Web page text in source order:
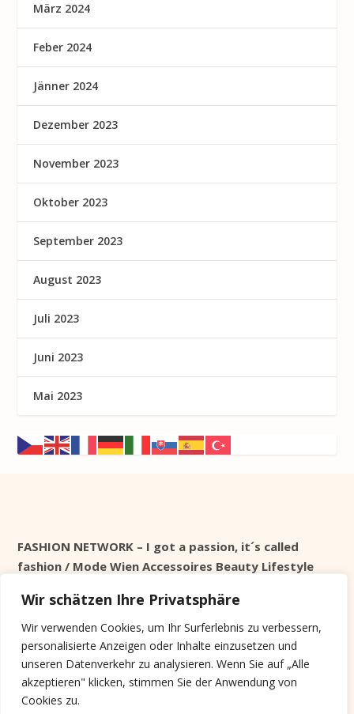
Wir schätzen Ihre Privatsphäre
Wir verwenden Cookies, um Ihr Surferlebnis zu verbessern,
personalisierte Anzeigen oder Inhalte einzusetzen und
unseren Datenverkehr zu analysieren. Wenn Sie auf „Alle
akzeptieren" klicken, stimmen Sie der Anwendung von
Cookies zu.
März 2024
Feber 2024
Jänner 2024
Dezember 2023
November 2023
Oktober 2023
September 2023
August 2023
Juli 2023
Juni 2023
Mai 2023
FASHION NETWORK – I got a passion, it´s called
fashion / Mode Wien Accessoires Beauty Lifestyle
Seit 1998 online
Cookie Info
Diese Website verwendet keine Tracking Cookies,
sondern nur Systemrelevante, die nach der Session